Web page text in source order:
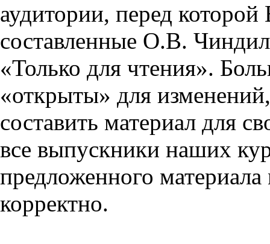
аудитории, перед
составленные О.В.
«Только для чтения».
«открыты» для
составить материал для
все выпускники наших
предложенного
корректно.